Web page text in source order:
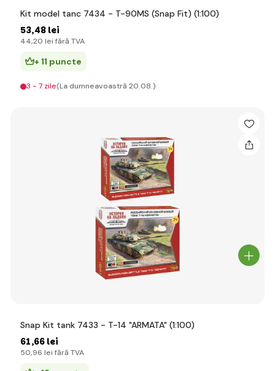
Kit model tanc 7434 - T-90MS (Snap Fit) (1:100)
53,48 lei
44,20 lei fără TVA
+ 11 puncte
3 - 7 zile(La dumneavoastră 20.08.)
Snap Kit tank 7433 - T-14 "ARMATA" (1:100)
61,66 lei
50,96 lei fără TVA